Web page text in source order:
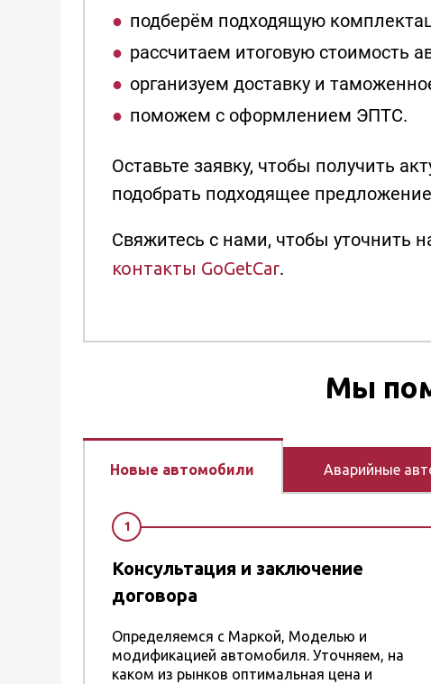
подберём подходящую
рассчитаем итоговую стоимость
организуем доставку и
поможем с оформлением ЭПТС.
Оставьте заявку, чтобы получить
подобрать подходящее
Свяжитесь с нами, чтобы уточнить
контакты GoGetCar.
Мы
Новые автомобили Аварийные
1
Консультация и заключение
договора
Определяемся с Маркой, Моделью и
модификацией автомобиля. Уточняем, на
каком из рынков оптимальная цена и